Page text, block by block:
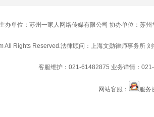
主办单位：苏州一家人网络传媒有限公司 协办单位：苏
All Rights Reserved.法律顾问：上海文勋律师事务所
客服维护：021-61482875 业务详情：
网站客服： 服务